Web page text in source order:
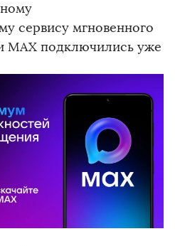
сервису мгновенного
MAX подключились уже